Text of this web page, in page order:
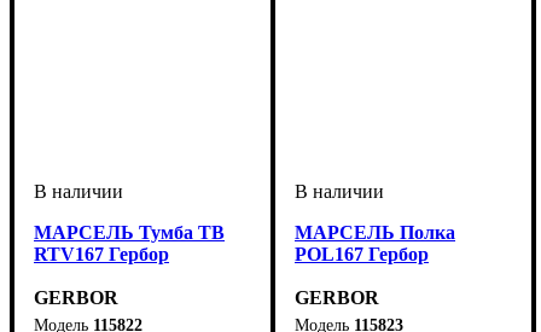
МАРСЕЛЬ Тумба ТВ
RTV167 Гербор
GERBOR
115822
МАРСЕЛЬ Полка
POL167 Гербор
GERBOR
115823